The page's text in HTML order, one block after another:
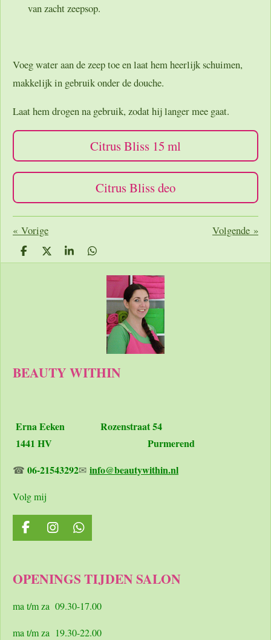
van zacht zeepsop.
Voeg water aan de zeep toe en laat hem heerlijk schuimen,
makkelijk in gebruik onder de douche.
Laat hem drogen na gebruik, zodat hij langer mee gaat.
Citrus Bliss 15 ml
Citrus Bliss deo
« Vorige Volgende »
D
e
D
e
S
h
D
e
BEAUTY WITHIN
Erna Eeken Rozenstraat 54
1441 HV Purmerend
☎ 06-21543292✉ info@beautywithin.nl
Volg mij
F
a
b
o
I
n
a
r
m
W
h
s
p
OPENINGS TIJDEN SALON
ma t/m za 09.30-17.00
ma t/m za 19.30-22.00